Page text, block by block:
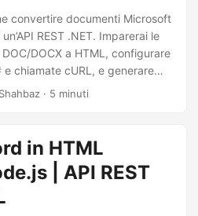
convertire documenti Microsoft
REST .NET. Imparerai le
DOCX a HTML, configurare
e chiamate cURL, e generare
con i dispositivi mobili dai
· 5 minuti
in HTML
| API REST